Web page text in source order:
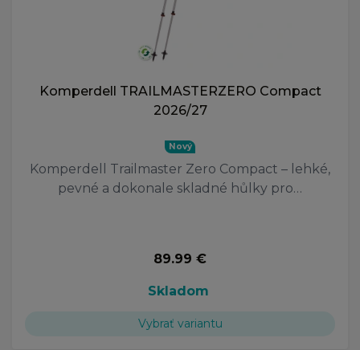
Komperdell TRAILMASTERZERO Compact
2026/27
Nový
Komperdell Trailmaster Zero Compact – lehké,
pevné a dokonale skladné hůlky pro…
89.99 €
Skladom
Vybrať variantu